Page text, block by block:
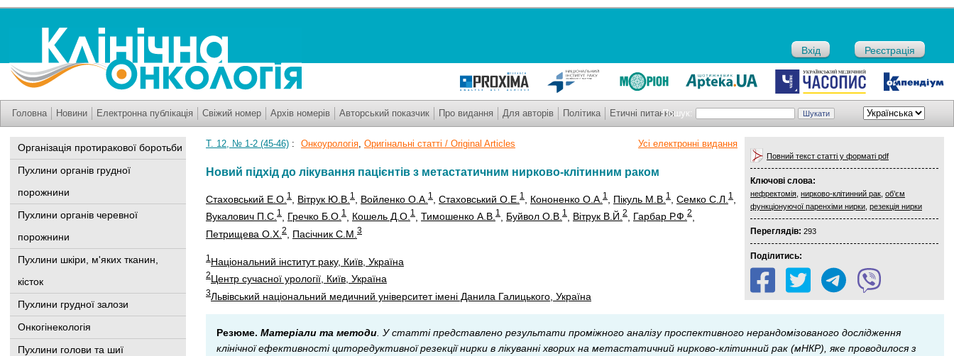
Вхід Реєстрація
Пошук:
Головна Новини Електронна публікація Свіжий номер Архів номерів Авторський показчик Про видання Для авторів Політика Етичні питання
Організація протиракової боротьби
Пухлини органів грудної
порожнини
Пухлини органів черевної
порожнини
Пухлини шкіри, м'яких тканин,
кісток
Пухлини грудної залози
Онкогінекологія
Пухлини голови та шиї
Повний текст статті у форматі pdf
Ключові слова:
нефректомія нирково-клітинний рак об’єм
функціонуючої паренхіми нирки резекція нирки
Переглядів: 293
Поділитись:
Усі електронні видання
Т. 12, № 1-2 (45-46) : Онкоурологія, Оригінальні статті / Original Articles
Новий підхід до лікування пацієнтів з метастатичним нирково-клітинним раком
Стаховський Е.О. 1 Вітрук Ю.В. 1 Войленко О.А. 1 Стаховський О.Е. 1 Кононенко О.А. 1 Пікуль М.В. 1 Семко С.Л. 1
Вукалович П.С.1 Гречко Б.О.1 Кошель Д.О.1 Тимошенко А.В.1 Буйвол О.В.1 Вітрук В.Й.2 Гарбар Р.Ф.2
Петрищева О.Х. 2 Пасічник С.М. 3
1 Національний інститут раку, Київ, Україна
2Центр сучасної урології, Київ, Україна
3Львівський національний медичний університет імені Данила Галицького, Україна
Резюме. Матеріали та методи . У статті представлено результати проміжного аналізу проспективного нерандомізованого дослідження
клінічної ефективності циторедуктивної резекції нирки в лікуванні хворих на метастатичний нирково-клітинний рак (мНКР), яке проводилося з